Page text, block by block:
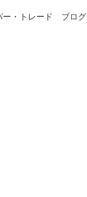
ー・トレード ブログ